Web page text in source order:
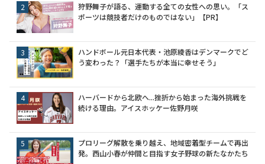
狩野舞子が語る、運動する全ての女性への思い。「ス
ポーツは競技者だけのものではない」【PR】
ハンドボール元日本代表・池原綾香はデンマークでど
う変わった？「選手たちが本当に幸せそう」
ハーバードから北欧へ...挫折から始まった海外挑戦を
続ける理由。アイスホッケー佐野月咲
プロリーグ解散を乗り越え、地域密着型チームで再出
発。西山小春が仲間と目指す女子野球の新たなかたち